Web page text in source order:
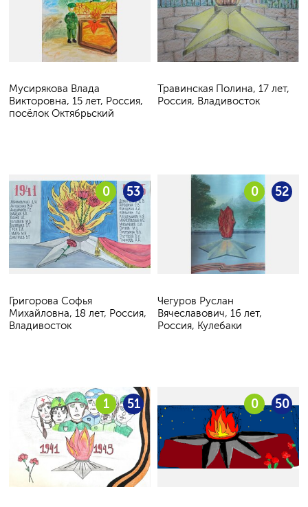
Мусирякова Влада
Викторовна, 15 лет, Россия,
посёлок Октябрьский
Травинская Полина, 17 лет,
Россия, Владивосток
53
0
Григорова Софья
Михайловна, 18 лет, Россия,
Владивосток
52
0
Чегуров Руслан
Вячеславович, 16 лет,
Россия, Кулебаки
51
1 50
0